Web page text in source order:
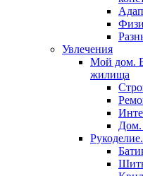
Увлечения
Мой дом.
жилища
Дом.